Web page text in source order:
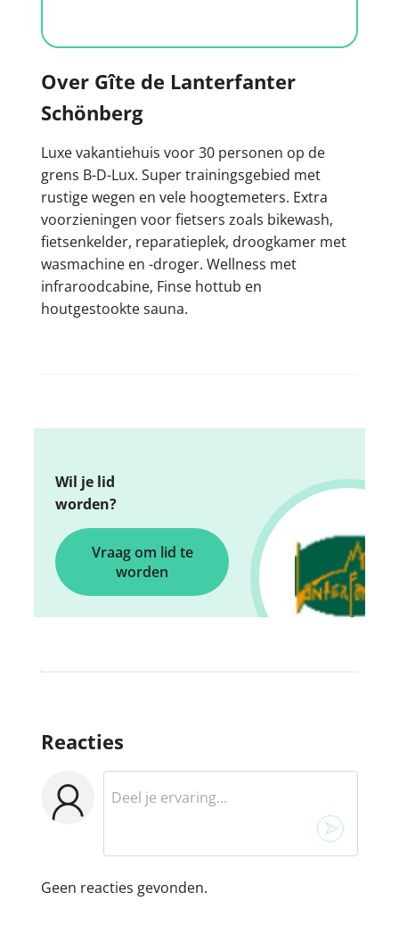
Over Gîte de Lanterfanter
Schönberg
Luxe vakantiehuis voor 30 personen op de
grens B-D-Lux. Super trainingsgebied met
rustige wegen en vele hoogtemeters. Extra
voorzieningen voor fietsers zoals bikewash,
fietsenkelder, reparatieplek, droogkamer met
wasmachine en -droger. Wellness met
infraroodcabine, Finse hottub en
houtgestookte sauna.
Wil je lid
worden?
Vraag om lid te
worden
Reacties
Geen reacties gevonden.